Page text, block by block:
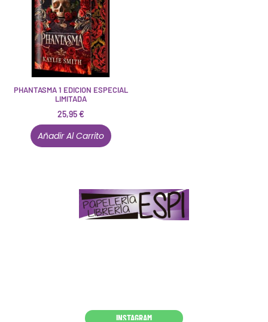
PHANTASMA 1 EDICION ESPECIAL
LIMITADA
25,95€
Añadir Al Carrito
INSTAGRAM